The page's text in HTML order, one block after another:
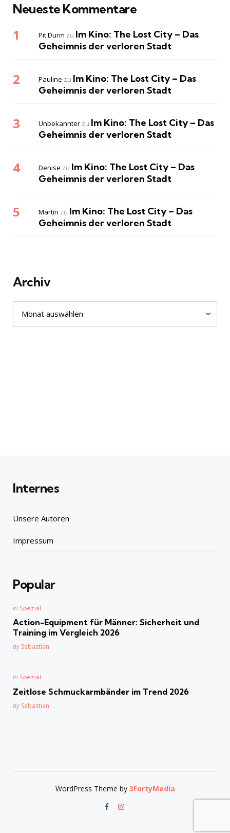
Neueste Kommentare
Pit Durm zu Im Kino: The Lost City – Das
Geheimnis der verloren Stadt
Pauline zu Im Kino: The Lost City – Das
Geheimnis der verloren Stadt
Unbekannter zu Im Kino: The Lost City – Das
Geheimnis der verloren Stadt
Denise zu Im Kino: The Lost City – Das
Geheimnis der verloren Stadt
Martin zu Im Kino: The Lost City – Das
Geheimnis der verloren Stadt
Archiv
Archiv
Internes
Unsere Autoren
Impressum
Popular
Posted
in Spezial
Action-Equipment für Männer: Sicherheit und
Training im Vergleich 2026
Posted
by Sebastian
Posted
in Spezial
Zeitlose Schmuckarmbänder im Trend 2026
Posted
by Sebastian
WordPress Theme by 3FortyMedia